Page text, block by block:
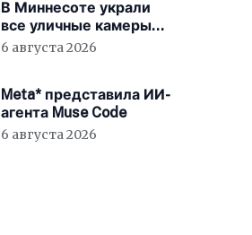
В Миннесоте украли
все уличные камеры
наблюдения
6 августа 2026
Meta* представила ИИ-
агента Muse Code
6 августа 2026